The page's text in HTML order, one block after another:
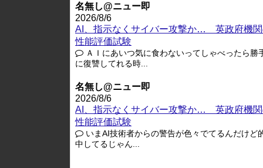
名無し@ニュー即
2026/8/6
AI、指示なくサイバー攻撃か… 英政府機
性能評価試験
ＡＩにあいつ気に食わないってしゃべったら勝
に復讐してれる時...
名無し@ニュー即
2026/8/6
AI、指示なくサイバー攻撃か… 英政府機
性能評価試験
いまAI技術者からの警告が色々でてるんだけど
中してるじゃん...